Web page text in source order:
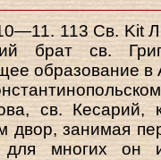
113 Св. Kit Л
брат св.
образование
св. Кесарий,
двор, занимая
для многих он